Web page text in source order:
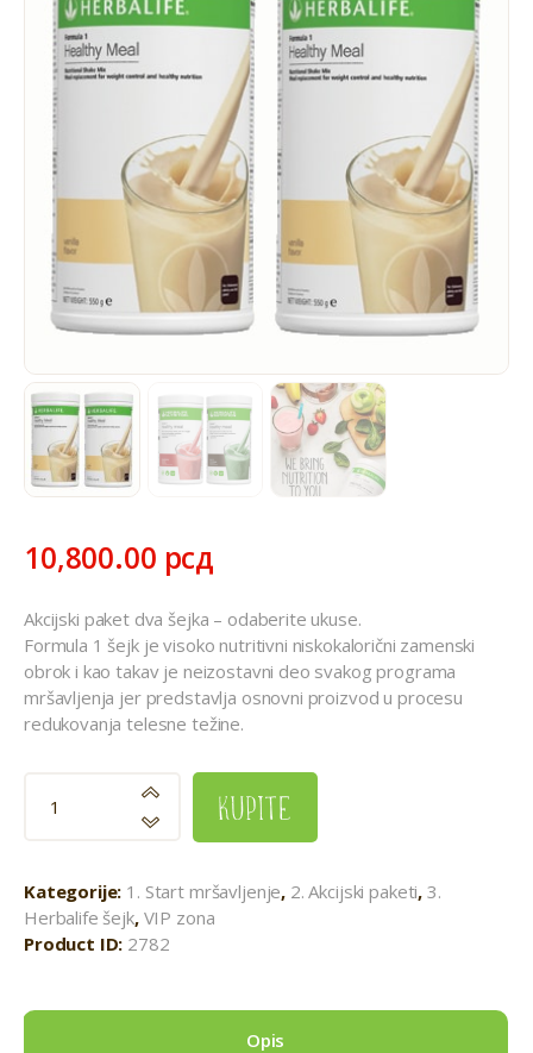
10,800.00 рсд
Akcijski paket dva šejka – odaberite ukuse.
Formula 1 šejk je visoko nutritivni niskokalorični zamenski
obrok i kao takav je neizostavni deo svakog programa
mršavljenja jer predstavlja osnovni proizvod u procesu
redukovanja telesne težine.
kupite
Kategorije: 1. Start mršavljenje, 2. Akcijski paketi, 3.
Herbalife šejk, VIP zona
Product ID: 2782
Opis